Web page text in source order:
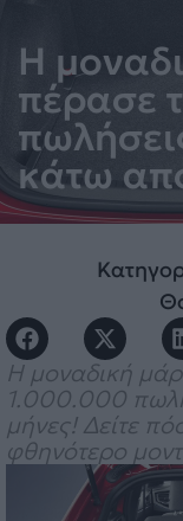
Η
πέρασε
κάτω
Η μοναδική
1.000.000
μήνες! Δείτε
φθηνότερο